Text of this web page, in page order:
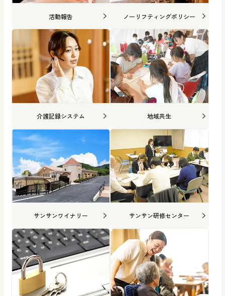
活動報告 ノーリフティングポリシー
介護記録システム 地域共生
サンサンワイナリー サンサン研修センター